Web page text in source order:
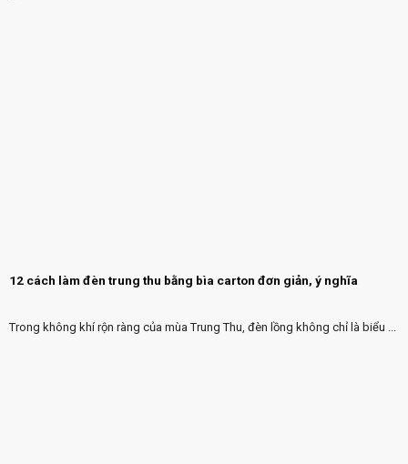
12 cách làm đèn trung thu bằng bìa carton đơn giản, ý nghĩa
Trong không khí rộn ràng của mùa Trung Thu, đèn lồng không chỉ là biểu ...